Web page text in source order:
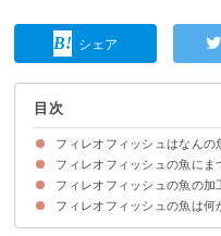
シェア
目次
フィレオフィッシュはなんの
日本のフィレオフィッシュ
フィレオフィッシュの魚は
フィレオフィッシュの魚にま
都市伝説①メルルーサが原料
都市伝説②ナイルパーチが
その他の説
フィレオフィッシュの魚の加
フィレオフィッシュの魚の
フィレオフィッシュの魚は
フィレオフィッシュの魚は何